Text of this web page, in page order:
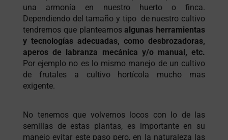
una armonía en nuestro huerto o finca.
Dependiendo del tamaño y tipo de nuestro cultivo
tendremos que plantearnosalgunas herramientas
y tecnologías adecuadas, como desbrozadoras,
aperos de labranza mecánica y/o manual, etc.
Por ejemplo no es lo mismo manejo de un cultivo
de frutales a cultivo hortícola mucho mas
exigente.
No tenemos que volvernos locos con lo de las
semillas de estas plantas, es importante en su
manejo evitar este paso pero, en la naturaleza las